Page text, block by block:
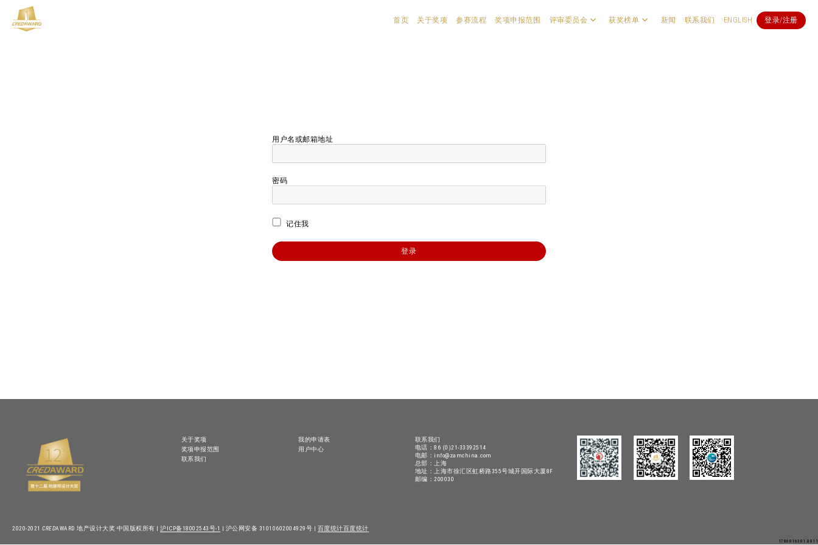
首页 关于奖项 参赛流程 奖项申报范围 评审委员会 获奖榜单 新闻 联系我们 ENGLISH 登录/注册
用户名或邮箱地址
密码
记住我
关于奖项
奖项申报范围
联系我们
我的申请表
用户中心
联系我们
电话：86 (0)21-33392514
电邮：info@zamchina.com
总部：上海
地址：上海市徐汇区虹桥路355号城开国际大厦8F
邮编：200030
2020-2021 CREDAWARD 地产设计大奖·中国版权所有 | 沪ICP备18002543号-1 | 沪公网安备 31010602004929号 | 百度统计百度统计
1786016301.8811